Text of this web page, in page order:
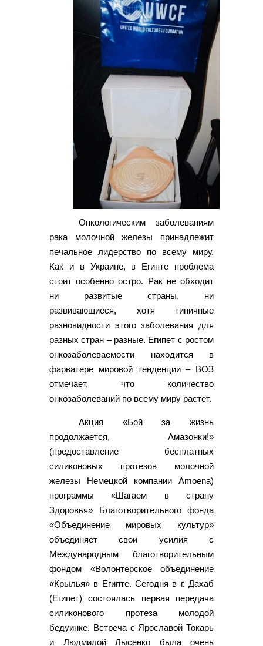
Онкологическим заболеваниям
рака молочной железы принадлежит
печальное лидерство по всему миру.
Как и в Украине, в Египте проблема
стоит особенно остро. Рак не обходит
ни развитые страны, ни
развивающиеся, хотя типичные
разновидности этого заболевания для
разных стран – разные. Египет с ростом
онкозаболеваемости находится в
фарватере мировой тенденции – ВОЗ
отмечает, что количество
онкозаболеваний по всему миру растет.
Акция «Бой за жизнь
продолжается, Амазонки!»
(предоставление бесплатных
силиконовых протезов молочной
железы Немецкой компании Amoena)
программы «Шагаем в страну
Здоровья» Благотворительного фонда
«Объединение мировых культур»
объединяет свои усилия с
Международным благотворительным
фондом «Волонтерское объединение
«Крылья» в Египте. Сегодня в г. Дахаб
(Египет) состоялась первая передача
силиконового протеза молодой
бедуинке. Встреча с Ярославой Токарь
и Людмилой Лысенко была очень